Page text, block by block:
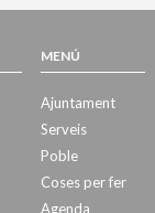
MENÚ
Ajuntament
Serveis
Poble
Coses per fer
Agenda